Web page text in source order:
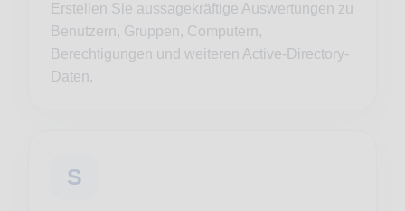
Erstellen Sie aussagekräftige Auswertungen zu
Benutzern, Gruppen, Computern,
Berechtigungen und weiteren Active-Directory-
Daten.
S